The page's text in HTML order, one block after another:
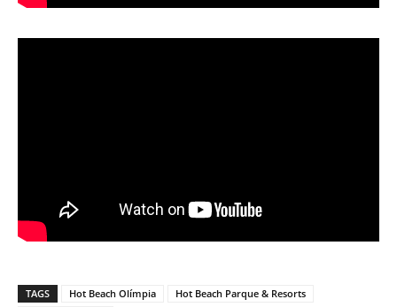
TAGS Hot Beach Olímpia
Hot Beach Parque & Resorts